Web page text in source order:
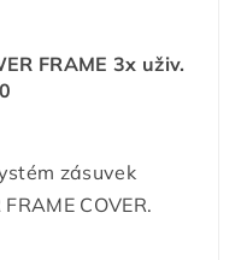
FRAME 3x uživ.
zásuvek
COVER.